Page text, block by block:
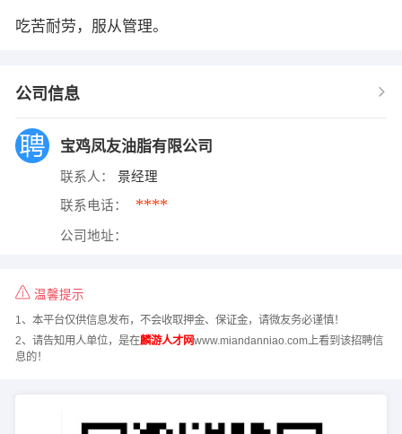
吃苦耐劳，服从管理。
公司信息
宝鸡凤友油脂有限公司
联系人： 景经理
联系电话： ****
公司地址：
温馨提示
1、本平台仅供信息发布，不会收取押金、保证金，请微友务必谨慎！
2、请告知用人单位，是在麟游人才网www.miandanniao.com上看到该招聘信
息的！